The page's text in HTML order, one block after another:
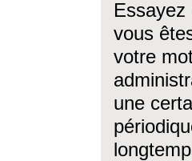
Essayez
vous
votre
une